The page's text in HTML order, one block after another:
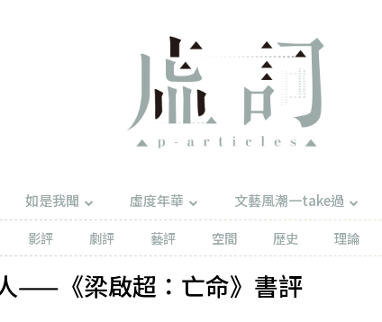
如是我聞 虛度年華 文藝風潮一take過
影評 劇評 藝評 空間 歷史 理論
——《梁啟超：亡命》書評